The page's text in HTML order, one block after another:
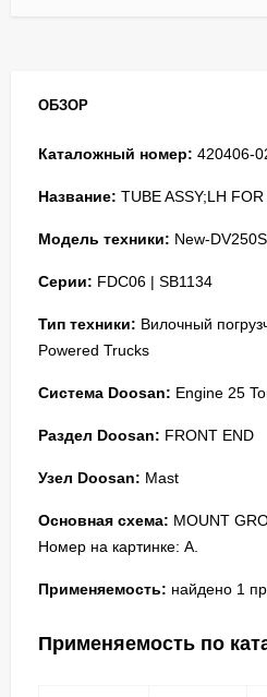
ОБЗОР
Каталожный номер: 420406-
Название: TUBE ASSY;LH
Модель техники: New-
Серии: FDC06 | SB1134
Тип техники: Вилочный
Powered Trucks
Система Doosan: Engine 25
Раздел Doosan: FRONT END
Узел Doosan: Mast
Основная схема: MOUNT
Номер на картинке: A.
Применяемость: найдено 1
Применяемость по